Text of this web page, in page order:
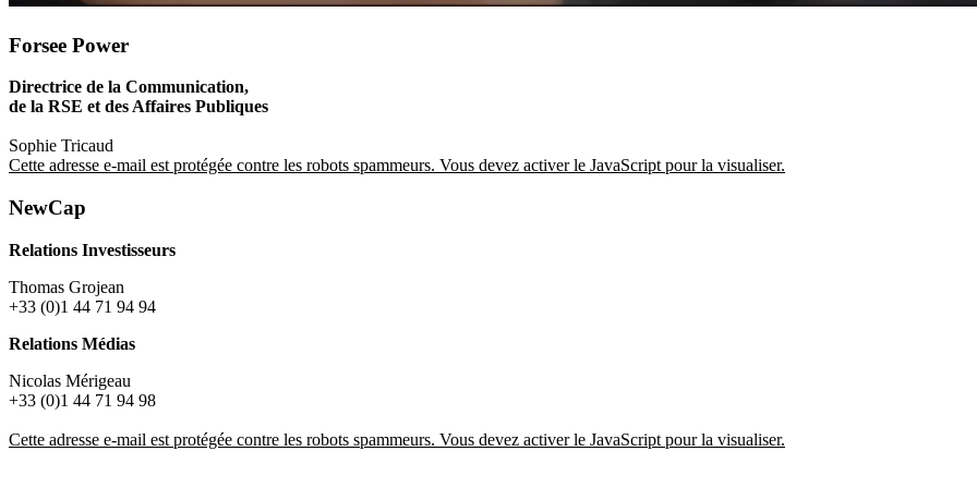
SYSTEMES DE BATTERIES POUR UNE
Nous accompagnons les constructeurs pour accélérer
leur transition énergétique avec des solutions zéro émission
Forsee Power
Directrice de la Communication,
de la RSE et des Affaires Publiques
Sophie Tricaud
Cette adresse e-mail est protégée contre les robots spammeurs. Vous devez activer le JavaScript pour la visualiser.
NewCap
Relations Investisseurs
Thomas Grojean
+33 (0)1 44 71 94 94
Relations Médias
Nicolas Mérigeau
+33 (0)1 44 71 94 98
Cette adresse e-mail est protégée contre les robots spammeurs. Vous devez activer le JavaScript pour la visualiser.